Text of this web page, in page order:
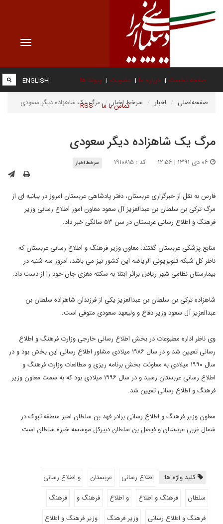
Toggle
صفحه نخست درباره ما عضویت پیوند ها
تماس با ما RSS
ENGLISH
صفحه‌اصلی اخبار سرخط اخبار مرگ یک شاهزاده دیگر سعودی
مرگ یک شاهزاده دیگر سعودی
کد : ۱۹۱۰۸۱۵ سرخط اخبار
فارس به نقل از خبرگزاری عربستان، دفتر پادشاهی عربستان امروز در بیانیه ای از
مرگ ترکی بن سلطان بن عبدالعزیز آل سعود معاون امور اطلاع رسانی وزیر
فرهنگ و اطلاع رسانی عربستان در سن ۵۳ سالگی خبر داد.
منابع پزشکی عربستان گفتند: معاون وزیر فرهنگ و اطلاع رسانی عربستان که
ناظر کل شبکه تلویزیونی الریاضه این کشور نیز می باشد، امروز سه شنبه در
بیمارستان نظامی شهر ریاض براثر ابتلا به سکته مغزی جان خود را از دست داد.
شاهزاده ترکی بن سلطان بن عبدالعزیز یکی از فرزندان شاهزاده سلطان بن
عبدالعزیز آل سعود وزیر دفاع و ولیعهد سعودی متوفی است.
وی ناظر اداره مطبوعات در بخش اطلاع رسانی خارجی وزارت فرهنگ و اطلاع
رسانی تعیین شد و در سال ۱۹۸۶ میلادی مشاور اطلاع رسانی این بخش بود و در
سال ۱۹۹۰ میلادی به معاونت بخش برنامه ریزی و مطالعات وزارت فرهنگ و
اطلاع رسانی عربستان رسید و در سال ۱۹۹۶ میلادی بود که به سمت معاون وزیر
فرهنگ و اطلاع رسانی تعیین شد.
معاون وزیر فرهنگ و اطلاع رسانی برادر فهد بن سلطان امیر منطقه تبوک در
شمال غربی عربستان و فیصل بن سلطان دبیرکل موسسه خیره سلطان است.
کلید واژه ها: اطلاع رسانی عربستان
و اطلاع رسانی
سلطان
فرهنگ و اطلاع و اطلاع فرهنگ و
فرهنگ
فرهنگ و اطلاع رسانی
وزیر فرهنگ
وزیر فرهنگ و اطلاع